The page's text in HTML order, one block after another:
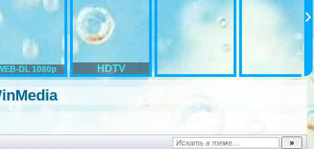
DL 1080p HDTV